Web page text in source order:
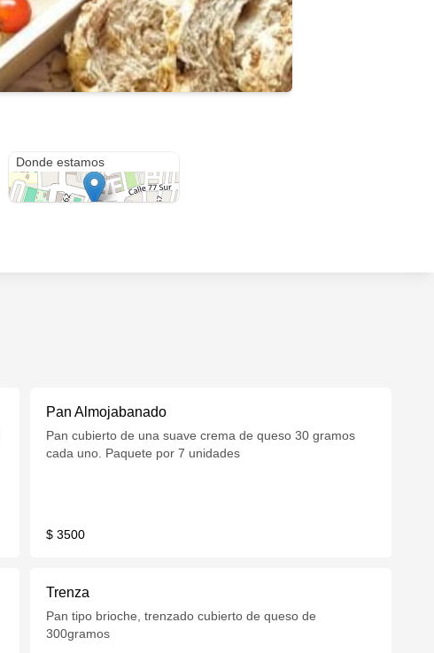
Donde estamos
Pan Almojabanado
Pan cubierto de una suave crema de queso 30 gramos
cada uno. Paquete por 7 unidades
$ 3500
Trenza
Pan tipo brioche, trenzado cubierto de queso de
300gramos